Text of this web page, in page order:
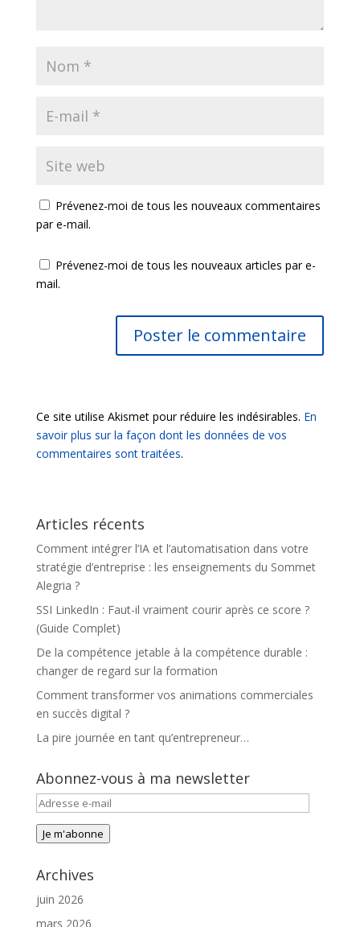
Prévenez-moi de tous les nouveaux commentaires
par e-mail.
Prévenez-moi de tous les nouveaux articles par e-
mail.
Ce site utilise Akismet pour réduire les indésirables. En
savoir plus sur la façon dont les données de vos
commentaires sont traitées.
Articles récents
Comment intégrer l’IA et l’automatisation dans votre
stratégie d’entreprise : les enseignements du Sommet
Alegria ?
SSI LinkedIn : Faut-il vraiment courir après ce score ?
(Guide Complet)
De la compétence jetable à la compétence durable :
changer de regard sur la formation
Comment transformer vos animations commerciales
en succès digital ?
La pire journée en tant qu’entrepreneur…
Abonnez-vous à ma newsletter
Adresse
e-
mail
Je m'abonne
Archives
juin 2026
mars 2026